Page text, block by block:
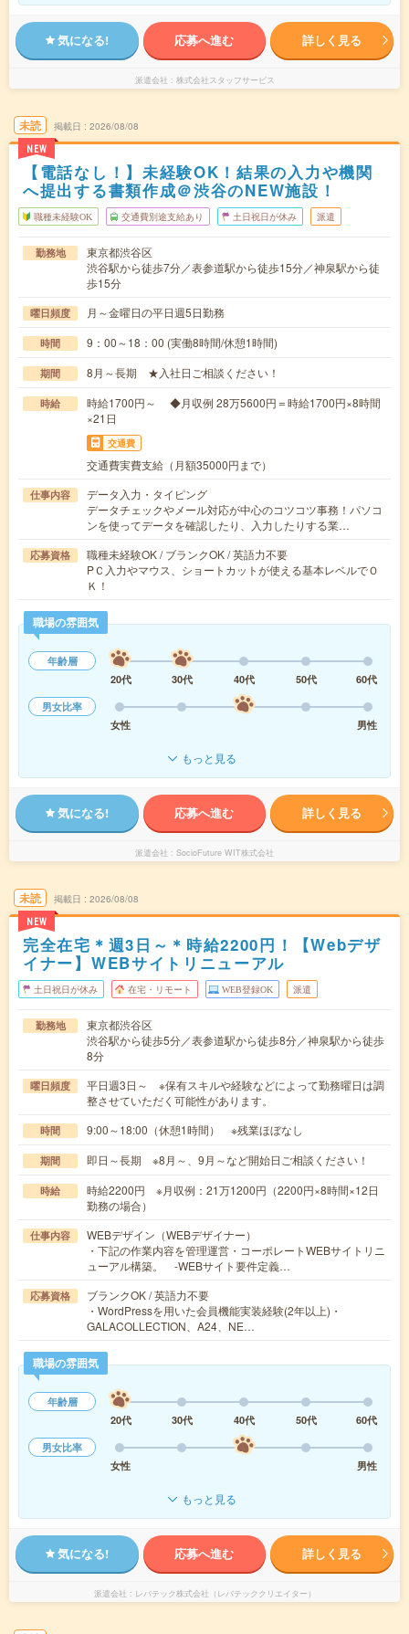
気になる! 応募へ進む 詳しく見る
派遣会社 株式会社スタッフサービス
未読
NEW
掲載日 2026/08/08
【電話なし！】未経験OK！結果の入力や機関
へ提出する書類作成＠渋谷のNEW施設！
職種未経験OK 交通費別途支給あり 土日祝日が休み 派遣
勤務地
東京都渋谷区
渋谷駅から徒歩7分／表参道駅から徒歩15分／神泉駅から徒
歩15分
曜日頻度 月～金曜日の平日週5日勤務
時間 9：00～18：00 (実働8時間/休憩1時間)
期間 8月～長期 ★入社日ご相談ください！
時給
時給1700円～ ◆月収例 28万5600円＝時給1700円×8時間
×21日
交通費
交通費実費支給（月額35000円まで）
仕事内容
データ入力・タイピング
データチェックやメール対応が中心のコツコツ事務！パソコ
ンを使ってデータを確認したり、入力したりする業…
応募資格
職種未経験OK / ブランクOK / 英語力不要
PＣ入力やマウス、ショートカットが使える基本レベルでＯ
Ｋ！
職場の雰囲気
年齢層
20代
30代 40代 50代
60代
男女比率
女性
男性
もっと見る
気になる! 応募へ進む 詳しく見る
派遣会社 SocioFuture WIT株式会社
未読
NEW
掲載日 2026/08/08
完全在宅＊週3日～＊時給2200円！【Webデザ
イナー】WEBサイトリニューアル
土日祝日が休み 在宅・リモート WEB登録OK 派遣
勤務地
東京都渋谷区
渋谷駅から徒歩5分／表参道駅から徒歩8分／神泉駅から徒歩
8分
曜日頻度
平日週3日～ ※保有スキルや経験などによって勤務曜日は調
整させていただく可能性があります。
時間 9:00～18:00（休憩1時間） ※残業ほぼなし
期間 即日～長期 ※8月～、9月～など開始日ご相談ください！
時給
時給2200円 ※月収例：21万1200円（2200円×8時間×12日
勤務の場合）
仕事内容
WEBデザイン（WEBデザイナー）
・下記の作業内容を管理運営・コーポレートWEBサイトリニ
ューアル構築。 -WEBサイト要件定義…
応募資格
ブランクOK / 英語力不要
・WordPressを用いた会員機能実装経験(2年以上)・
GALACOLLECTION、A24、NE…
職場の雰囲気
年齢層
20代
30代 40代 50代
60代
男女比率
女性
男性
もっと見る
気になる! 応募へ進む 詳しく見る
派遣会社 レバテック株式会社（レバテッククリエイター）